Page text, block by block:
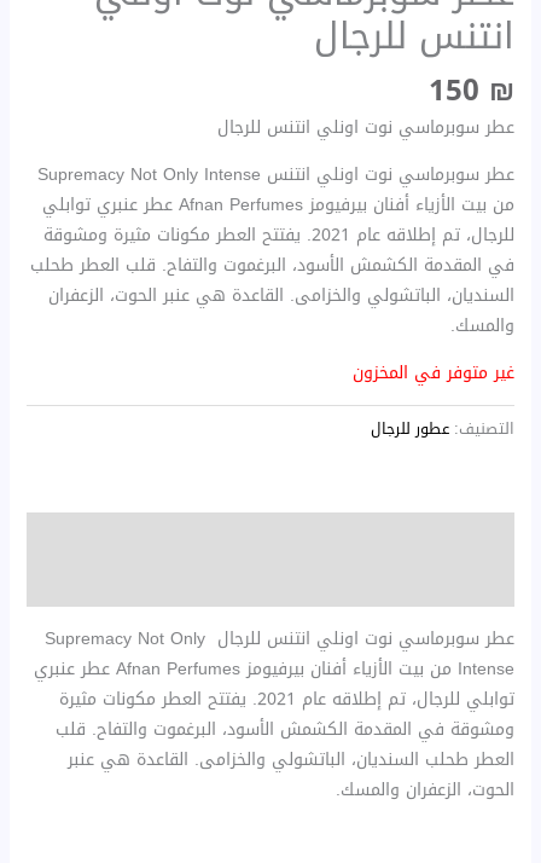
انتنس للرجال
150 ₪
عطر سوبرماسي نوت اونلي انتنس للرجال
عطر سوبرماسي نوت اونلي انتنس Supremacy Not Only Intense
من بيت الأزياء أفنان بيرفيومز Afnan Perfumes عطر عنبري توابلي
للرجال، تم إطلاقه عام 2021. يفتتح العطر مكونات مثيرة ومشوقة
في المقدمة الكشمش الأسود، البرغموت والتفاح. قلب العطر طحلب
السنديان، الباتشولي والخزامى. القاعدة هي عنبر الحوت، الزعفران
والمسك.
غير متوفر في المخزون
التصنيف: عطور للرجال
عطر سوبرماسي نوت اونلي انتنس للرجال Supremacy Not Only
Intense من بيت الأزياء أفنان بيرفيومز Afnan Perfumes عطر عنبري
توابلي للرجال، تم إطلاقه عام 2021. يفتتح العطر مكونات مثيرة
ومشوقة في المقدمة الكشمش الأسود، البرغموت والتفاح. قلب
العطر طحلب السنديان، الباتشولي والخزامى. القاعدة هي عنبر
الحوت، الزعفران والمسك.